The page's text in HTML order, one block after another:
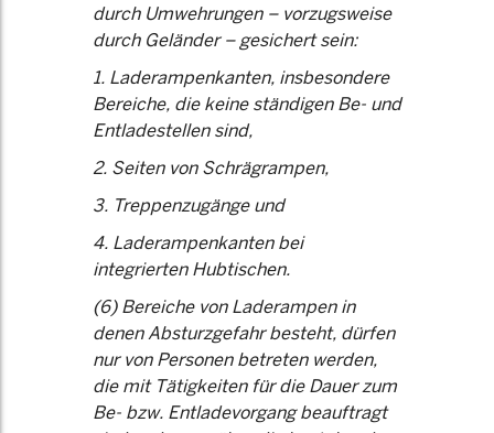
durch Umwehrungen – vorzugsweise
durch Geländer – gesichert sein:
1. Laderampenkanten, insbesondere
Bereiche, die keine ständigen Be- und
Entladestellen sind,
2. Seiten von Schrägrampen,
3. Treppenzugänge und
4. Laderampenkanten bei
integrierten Hubtischen.
(6) Bereiche von Laderampen in
denen Absturzgefahr besteht, dürfen
nur von Personen betreten werden,
die mit Tätigkeiten für die Dauer zum
Be- bzw. Entladevorgang beauftragt